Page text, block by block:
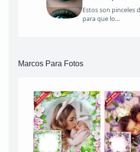
Estos son pinceles
para que lo…
Marcos Para Fotos